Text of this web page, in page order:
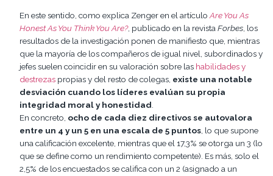
En este sentido, como explica Zenger en el artículo Are You As
Honest As You Think You Are?, publicado en la revista Forbes , los
resultados de la investigación ponen de manifiesto que, mientras
que la mayoría de los compañeros de igual nivel, subordinados y
jefes suelen coincidir en su valoración sobre las habilidades y
destrezas propias y del resto de colegas, existe una notable
desviación cuando los líderes evalúan su propia
integridad moral y honestidad
En concreto, ocho de cada diez directivos se autovalora
entre un 4 y un 5 en una escala de 5 puntos , lo que supone
una calificación excelente, mientras que el 17,3% se otorga un 3 (lo
que se define como un rendimiento competente). Es más, solo el
2,5% de los encuestados se califica con un 2 (asignado a un